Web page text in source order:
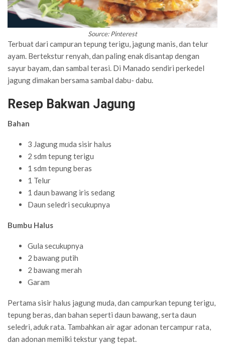
Source: Pinterest
Terbuat dari campuran tepung terigu, jagung manis, dan telur
ayam. Bertekstur renyah, dan paling enak disantap dengan
sayur bayam, dan sambal terasi. Di Manado sendiri perkedel
jagung dimakan bersama sambal dabu- dabu.
Resep Bakwan Jagung
Bahan
3 Jagung muda sisir halus
2 sdm tepung terigu
1 sdm tepung beras
1 Telur
1 daun bawang iris sedang
Daun seledri secukupnya
Bumbu Halus
Gula secukupnya
2 bawang putih
2 bawang merah
Garam
Pertama sisir halus jagung muda, dan campurkan tepung terigu,
tepung beras, dan bahan seperti daun bawang, serta daun
seledri, aduk rata. Tambahkan air agar adonan tercampur rata,
dan adonan memilki tekstur yang tepat.